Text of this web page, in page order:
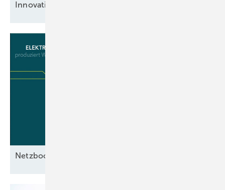
Innovationen
Netzbooster im